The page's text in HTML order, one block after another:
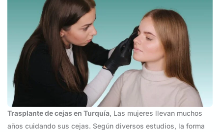
Trasplante de cejas en Turquía, Las mujeres llevan muchos
años cuidando sus cejas. Según diversos estudios, la forma